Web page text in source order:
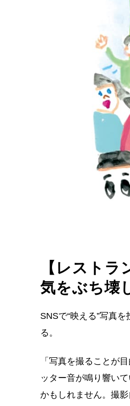
【レスト
気をぶち壊
SNSで“映える”写真
る。
「写真を撮ることが
ッター音が鳴り響い
かもしれません。撮